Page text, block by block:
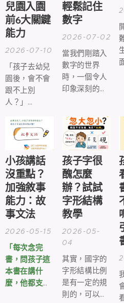
兒園入園
前6大關鍵
能力
2026-07-10
「孩子去幼兒
園後，會不會
跟不上別
人？」
學寫字、背注
音、認識很多
字，才不會落
後？」
輕鬆記住
數字
2026-07-02
當我們剛踏入
數字的世界
時，一個令人
印象深刻的口
年。有韻律的
歌謠伴隨有趣
的圖像記憶，
讓學習過程也
變得輕鬆愉
快。
小孩講話
沒重點？
加強敘事
能力：故
事文法
2026-05-15
「每次念完
書，問孩子這
本書在講什
麼，他都支支
孩子字很
醜怎麼
辦？試試
字形結構
教學
2026-05-
04
其實，國字的
字形結構比例
是有一定的規
則的，可以分